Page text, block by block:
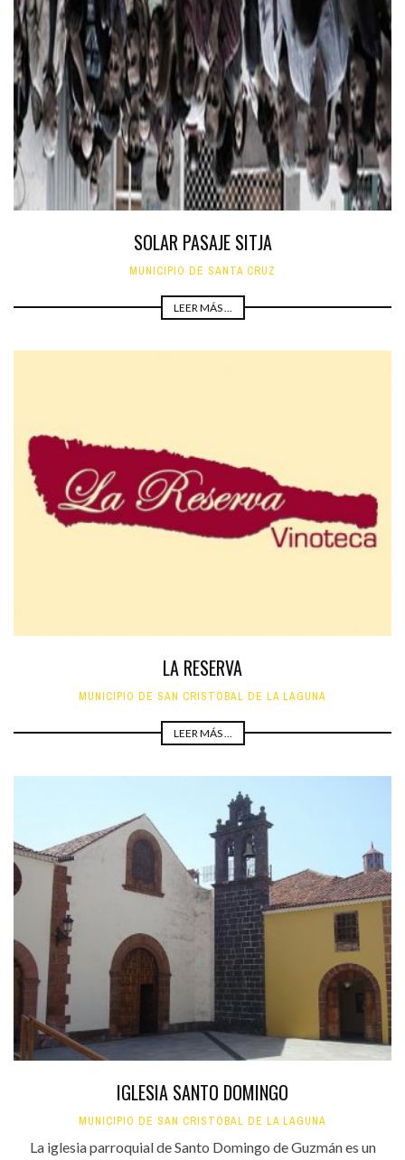
SOLAR PASAJE SITJA
MUNICIPIO DE SANTA CRUZ
LEER MÁS ...
LA RESERVA
MUNICIPIO DE SAN CRISTÓBAL DE LA LAGUNA
LEER MÁS ...
IGLESIA SANTO DOMINGO
MUNICIPIO DE SAN CRISTÓBAL DE LA LAGUNA
La iglesia parroquial de Santo Domingo de Guzmán es un